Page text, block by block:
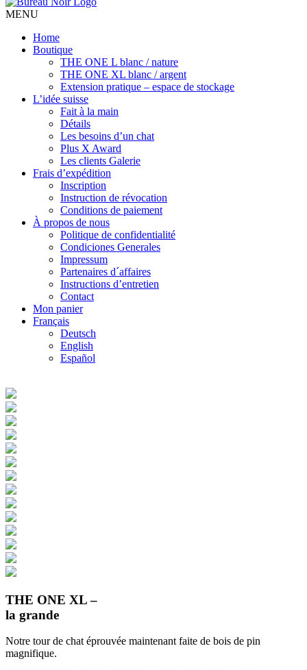
MENU
Home
Boutique
THE ONE L blanc / nature
THE ONE XL blanc / argent
Extension pratique – espace de stockage
L’idée suisse
Fait à la main
Détails
Les besoins d’un chat
Plus X Award
Les clients Galerie
Frais d’expédition
Inscription
Instruction de révocation
Conditions de paiement
À propos de nous
Politique de confidentialité
Condiciones Generales
Impressum
Partenaires d´affaires
Instructions d’entretien
Contact
Mon panier
Français
Deutsch
English
Español
THE ONE XL –
la grande
Notre tour de chat éprouvée maintenant faite de bois de pin
magnifique.